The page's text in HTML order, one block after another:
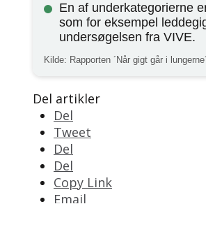
En af underkategorierne
som for eksempel
undersøgelsen fra VIVE.
Kilde: Rapporten ´Når gigt går i
Del artikler
Del
Tweet
Del
Del
Copy Link
Email